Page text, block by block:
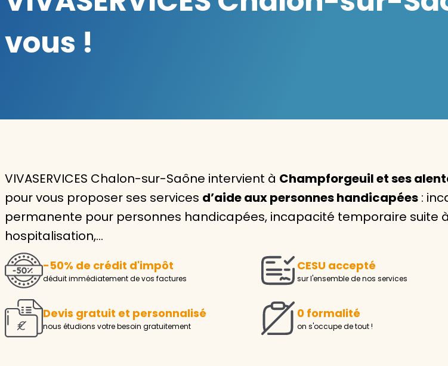
Nounou
service à
Pour l’entretien de votre
ou l’accompagnement d’un
domicile sont là pour vous
Demander un devis gratuit
vous !
VIVASERVICES Chalon-sur-Saône intervient à Champforgeuil et ses
pour vous proposer ses services d’aide aux personnes handicapées :
permanente pour personnes handicapées, incapacité temporaire suite
hospitalisation,…
-50% de crédit d'impôt
déduit immédiatement de vos factures
CESU accepté
sur l'ensemble de nos services
Devis gratuit et personnalisé
nous étudions votre besoin gratuitement
0 formalité
on s'occupe de tout !